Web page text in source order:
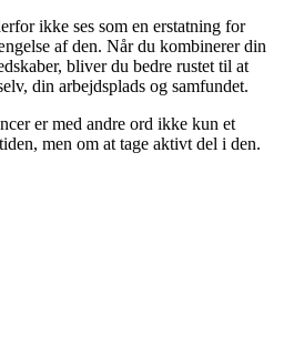
ikke ses som en erstatning for
af den. Når du kombinerer din
bliver du bedre rustet til at
din arbejdsplads og samfundet.
er med andre ord ikke kun et
men om at tage aktivt del i den.